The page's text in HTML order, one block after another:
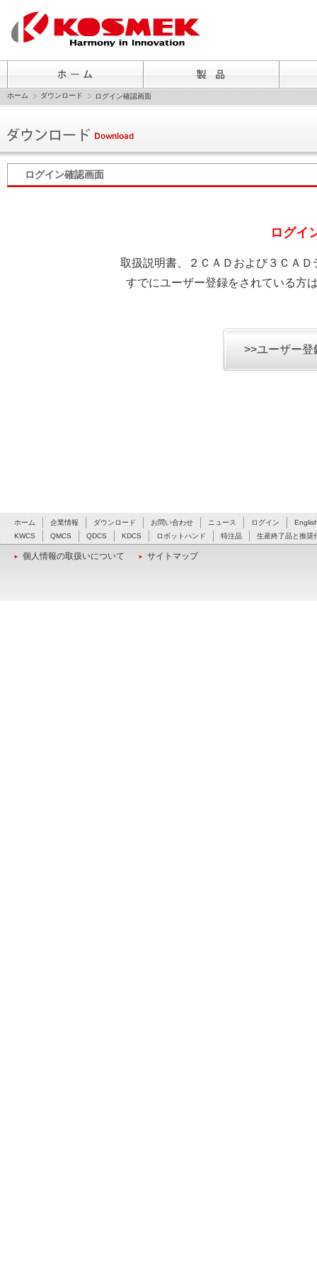
ホーム ダウンロード ログイン確認画面
ログイン確認画面
ログイ
取扱説明書、２ＣＡＤおよび３ＣＡ
すでにユーザー登録をされている方
>>ユーザー
ホーム 企業情報 ダウンロード お問い合わせ ニュース ログイン
KWCS
QMCS QDCS KDCS ロボットハンド 特注品 生産終了品と推奨
個人情報の取扱いについて サイトマップ